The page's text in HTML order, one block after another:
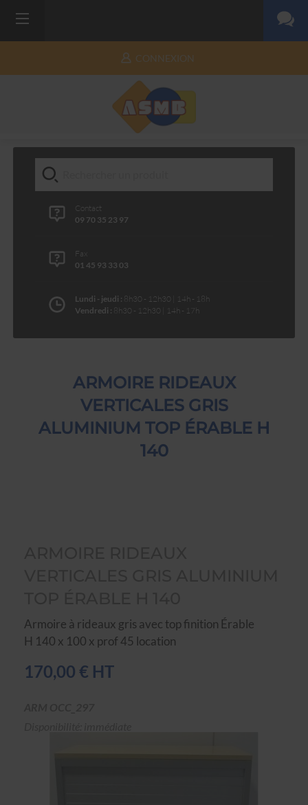
CONNEXION
Contact
09 70 35 23 97
Fax
01 45 93 33 03
Lundi - jeudi : 8h30 - 12h30 | 14h - 18h
Vendredi : 8h30 - 12h30 | 14h - 17h
ARMOIRE RIDEAUX
VERTICALES GRIS
ALUMINIUM TOP ÉRABLE H
140
Armoire à rideaux gris avec top finition Érable
H 140 x 100 x prof 45 location
170,00 € HT